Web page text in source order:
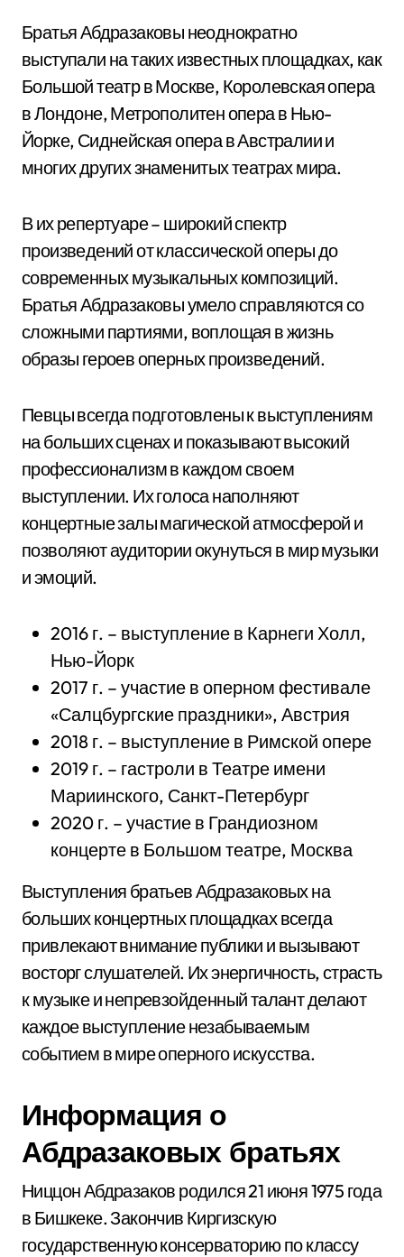
Братья Абдразаковы неоднократно
выступали на таких известных площадках, как
Большой театр в Москве, Королевская опера
в Лондоне, Метрополитен опера в Нью-
Йорке, Сиднейская опера в Австралии и
многих других знаменитых театрах мира.
В их репертуаре – широкий спектр
произведений от классической оперы до
современных музыкальных композиций.
Братья Абдразаковы умело справляются со
сложными партиями, воплощая в жизнь
образы героев оперных произведений.
Певцы всегда подготовлены к выступлениям
на больших сценах и показывают высокий
профессионализм в каждом своем
выступлении. Их голоса наполняют
концертные залы магической атмосферой и
позволяют аудитории окунуться в мир музыки
и эмоций.
2016 г. – выступление в Карнеги Холл,
Нью-Йорк
2017 г. – участие в оперном фестивале
«Салцбургские праздники», Австрия
2018 г. – выступление в Римской опере
2019 г. – гастроли в Театре имени
Мариинского, Санкт-Петербург
2020 г. – участие в Грандиозном
концерте в Большом театре, Москва
Выступления братьев Абдразаковых на
больших концертных площадках всегда
привлекают внимание публики и вызывают
восторг слушателей. Их энергичность, страсть
к музыке и непревзойденный талант делают
каждое выступление незабываемым
событием в мире оперного искусства.
Информация о
Абдразаковых братьях
Ниццон Абдразаков родился 21 июня 1975 года
в Бишкеке. Закончив Киргизскую
государственную консерваторию по классу